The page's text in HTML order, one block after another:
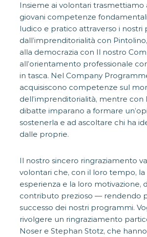
Insieme ai volontari trasmettiamo
giovani competenze
ludico e pratico attraverso i nostri
dall’imprenditorialità con
alla democrazia con Il nostro
all’orientamento professionale
in tasca. Nel Company
acquisiscono competenze sul
dell’imprenditorialità, mentre con
dibatte imparano a formare
sostenerla e ad ascoltare chi ha
dalle proprie.
Il nostro sincero ringraziamento
volontari che, con il loro tempo, la
esperienza e la loro motivazione,
contributo prezioso — rendendo
successo dei nostri programmi.
rivolgere un ringraziamento
Noser e Stephan Stotz, che